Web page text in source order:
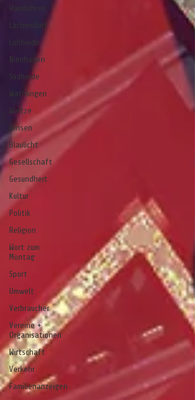
Hambühren
Lachendorf
Lohheide
Nienhagen
Südheide
Wathlingen
Wietze
Winsen
Blaulicht
Gesellschaft
Gesundheit
Kultur
Politik
Religion
Wort zum
Montag
Sport
Umwelt
Verbraucher
Vereine +
Organisationen
Wirtschaft
Verkehr
Familienanzeigen